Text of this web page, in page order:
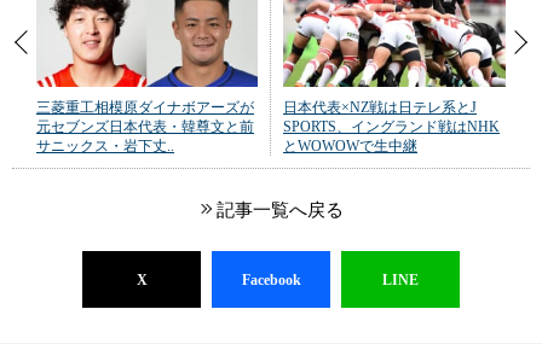
三菱重工相模原ダイナボアーズが
元セブンズ日本代表・韓尊文と前
サニックス・岩下丈..
日本代表×NZ戦は日テレ系とJ
SPORTS、イングランド戦はNHK
とWOWOWで生中継
記事一覧へ戻る
X Facebook LINE